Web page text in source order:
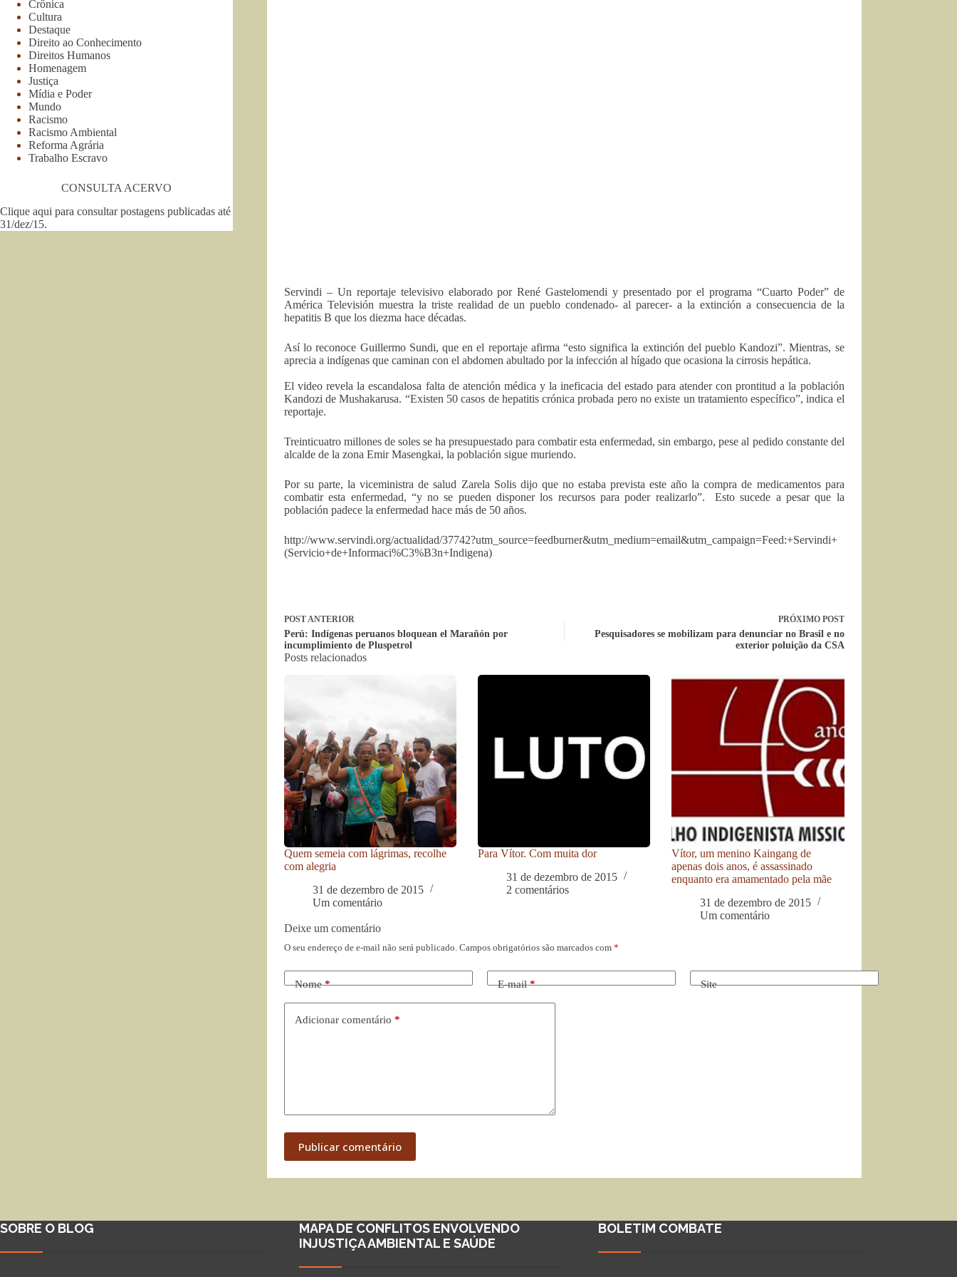
Servindi – Un reportaje televisivo elaborado por René Gastelomendi y presentado por el programa “Cuarto Poder” de
América Televisión muestra la triste realidad de un pueblo condenado- al parecer- a la extinción a consecuencia de la
hepatitis B que los diezma hace décadas.
Así lo reconoce Guillermo Sundi, que en el reportaje afirma “esto significa la extinción del pueblo Kandozi”. Mientras, se
aprecia a indígenas que caminan con el abdomen abultado por la infección al hígado que ocasiona la cirrosis hepática.
El video revela la escandalosa falta de atención médica y la ineficacia del estado para atender con prontitud a la población
Kandozi de Mushakarusa. “Existen 50 casos de hepatitis crónica probada pero no existe un tratamiento específico”, indica el
reportaje.
Treinticuatro millones de soles se ha presupuestado para combatir esta enfermedad, sin embargo, pese al pedido constante del
alcalde de la zona Emir Masengkai, la población sigue muriendo.
Por su parte, la viceministra de salud Zarela Solis dijo que no estaba prevista este año la compra de medicamentos para
combatir esta enfermedad, “y no se pueden disponer los recursos para poder realizarlo”. Esto sucede a pesar que la
población padece la enfermedad hace más de 50 años.
http://www.servindi.org/actualidad/37742?utm_source=feedburner&utm_medium=email&utm_campaign=Feed:+Servindi+
(Servicio+de+Informaci%C3%B3n+Indigena)
POSTANTERIOR
Perú: Indígenas peruanos bloquean el Marañón por
incumplimiento de Pluspetrol
PRÓXIMO POST
Pesquisadores se mobilizam para denunciar no Brasil e no
exterior poluição da CSA
Posts relacionados
Quem semeia com lágrimas, recolhe
com alegria
31 de dezembro de 2015
Um comentário
Para Vítor. Com muita dor
31 de dezembro de 2015
2 comentários
Vítor, um menino Kaingang de
apenas dois anos, é assassinado
enquanto era amamentado pela mãe
31 de dezembro de 2015
Um comentário
Deixe um comentário
O seu endereço de e-mail não será publicado. Campos obrigatórios são marcados com *
Nome* E-mail* Site
Adicionar comentário *
Publicar comentário
Crônica
Cultura
Destaque
Direito ao Conhecimento
Direitos Humanos
Homenagem
Justiça
Mídia e Poder
Mundo
Racismo
Racismo Ambiental
Reforma Agrária
Trabalho Escravo
CONSULTA ACERVO
Clique aqui para consultar postagens publicadas até
31/dez/15.
SOBRE O BLOG
MAPA DE CONFLITOS ENVOLVENDO
INJUSTIÇA AMBIENTAL E SAÚDE
BOLETIM COMBATE